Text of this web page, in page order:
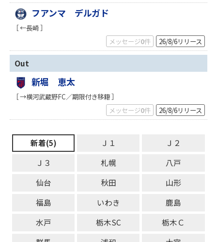
フアンマ デルガド
［ ←長崎 ］
メッセージ0件 26/8/6リリース
Out
新堀 恵太
［ →横河武蔵野FC／期限付き移籍 ］
メッセージ0件 26/8/6リリース
新着(5) Ｊ１
Ｊ２
Ｊ３
札幌
八戸
仙台
秋田
山形
福島
いわき
鹿島
水戸
栃木SC
栃木Ｃ